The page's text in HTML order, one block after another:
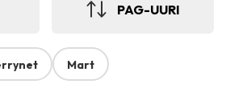
PAG-UURI
Mart